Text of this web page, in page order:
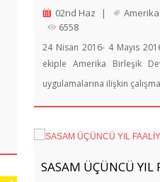
02nd Haz |
6558
24 Nisan 2016- 4 Mayıs
ekiple Amerika Birleşik
uygulamalarına ilişkin
SASAM ÜÇÜNCÜ YIL